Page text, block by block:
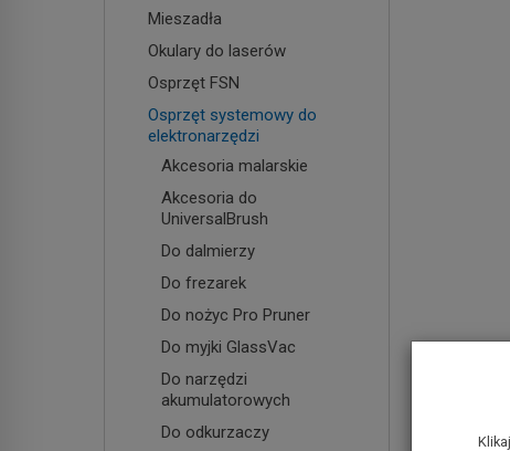
Mieszadła
Okulary do laserów
Osprzęt FSN
Osprzęt systemowy do
elektronarzędzi
Akcesoria malarskie
Akcesoria do
UniversalBrush
Do dalmierzy
Do frezarek
Do nożyc Pro Pruner
Do myjki GlassVac
Do narzędzi
akumulatorowych
Do odkurzaczy